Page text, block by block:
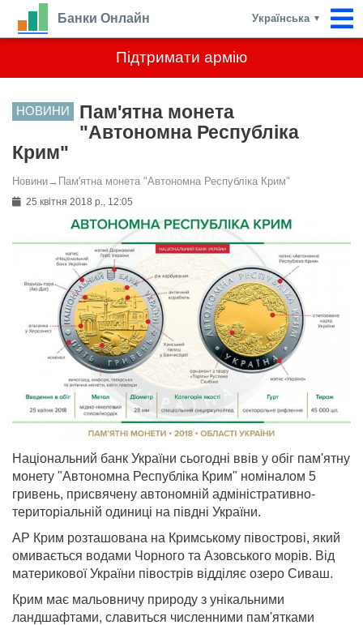
Підтримати армію
Банки Онлайн Українська ▼
НОВИНИ
Пам'ятна монета
"Автономна Республіка
Крим"
Новини→ Пам'ятна монета "Автономна Республіка Крим"
25 квітня 2018 р., 12:05
Національний банк України сьогодні ввів у обіг пам'ятну
монету "Автономна Республіка Крим" номіналом 5
гривень, присвячену автономній адміністративно-
територіальній одиниці на півдні України.
АР Крим розташована на Кримському півострові, який
омивається водами Чорного та Азовського морів. Від
материкової України півострів відділяє озеро Сиваш.
Крим має мальовничу природу з унікальними
ландшафтами, славиться численними пам'ятками